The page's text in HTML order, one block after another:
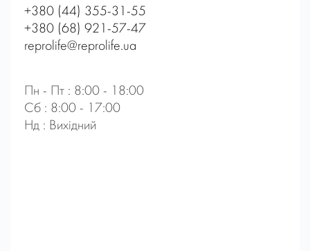
+380 (44) 355-31-55
+380 (68) 921-57-47
reprolife@reprolife.ua
Пн - Пт : 8:00 - 18:00
Сб : 8:00 - 17:00
Нд : Вихідний